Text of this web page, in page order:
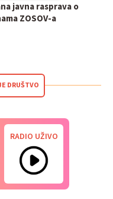
javna rasprava o
ZOSOV-a
DRUŠTVO
RADIO UŽIVO